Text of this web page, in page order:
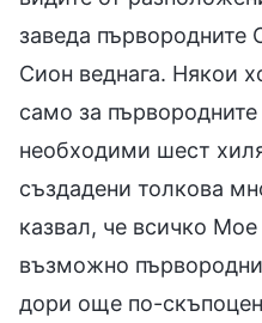
заведа първородните
Сион веднага. Някои
само за
необходими шест
създадени толкова
казвал, че всичко
възможно
дори още по-